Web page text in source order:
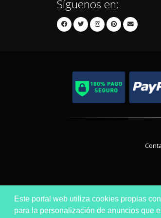
Este portal web utiliza cookies propias
para la personalización de anuncios que
Síguenos en: